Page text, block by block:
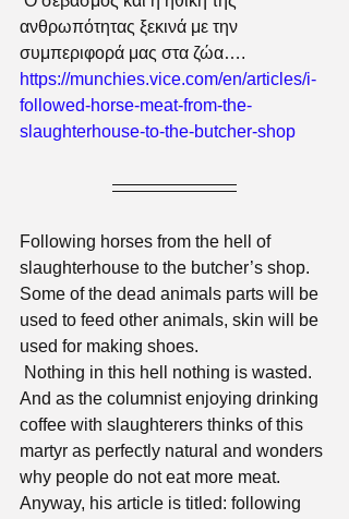
ανθρωπότητας ξεκινά με την
συμπεριφορά μας στα ζώα….
https://munchies.vice.com/en/articles/i-
followed-horse-meat-from-the-
slaughterhouse-to-the-butcher-shop
Following horses from the hell of
slaughterhouse to the butcher’s shop.
Some of the dead animals parts will be
used to feed other animals, skin will be
used for making shoes.
And as the columnist enjoying drinking
coffee with slaughterers thinks of this
martyr as perfectly natural and wonders
why people do not eat more meat.
Anyway, his article is titled: following